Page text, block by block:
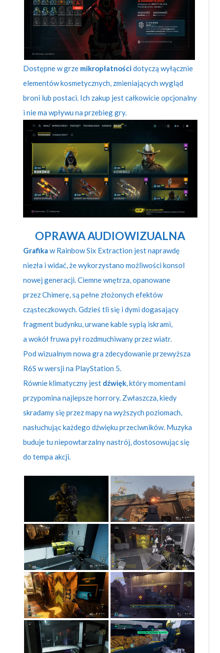
Dostępne w grze mikropłatnościdotyczą wyłącznie
elementów kosmetycznych, zmieniających wygląd
broni lub postaci. Ich zakup jest całkowicie opcjonalny
i nie ma wpływu na przebieg gry.
OPRAWA AUDIOWIZUALNA
Grafika w Rainbow Six Extraction jest naprawdę
niezła i widać, że wykorzystano możliwości konsol
nowej generacji. Ciemne wnętrza, opanowane
przez Chimerę, są pełne złożonych efektów
cząsteczkowych. Gdzieś tli się i dymi dogasający
fragment budynku, urwane kable sypią iskrami,
a wokół fruwa pył rozdmuchiwany przez wiatr.
Pod wizualnym nowa gra zdecydowanie przewyższa
R6S w wersji na PlayStation 5.
Równie klimatyczny jest dźwięk, który momentami
przypomina najlepsze horrory. Zwłaszcza, kiedy
skradamy się przez mapy na wyższych poziomach,
nasłuchując każdego dźwięku przeciwników. Muzyka
buduje tu niepowtarzalny nastrój, dostosowując się
do tempa akcji.